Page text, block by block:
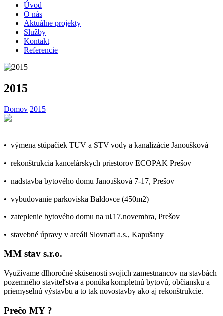
Úvod
O nás
Aktuálne projekty
Služby
Kontakt
Referencie
2015
Domov 2015
• výmena stúpačiek TUV a STV vody a kanalizácie Janoušková
• rekonštrukcia kancelárskych priestorov ECOPAK Prešov
• nadstavba bytového domu Janoušková 7-17, Prešov
• vybudovanie parkoviska Baldovce (450m2)
• zateplenie bytového domu na ul.17.novembra, Prešov
• stavebné úpravy v areáli Slovnaft a.s., Kapušany
MM stav s.r.o.
Využívame dlhoročné skúsenosti svojich zamestnancov na stavbách
pozemného staviteľstva a ponúka kompletnú bytovú, občiansku a
priemyselnú výstavbu a to tak novostavby ako aj rekonštrukcie.
Prečo MY ?